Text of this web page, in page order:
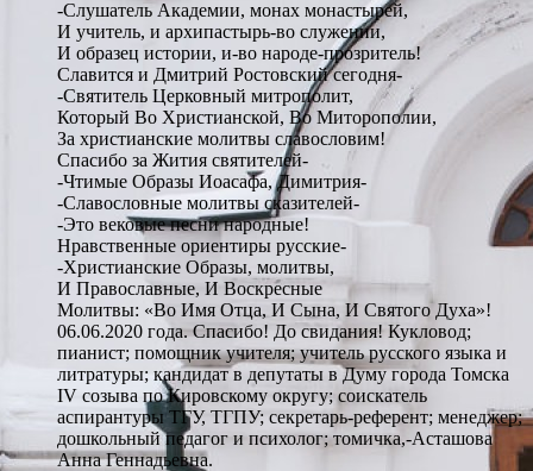
-Слушатель Академии, монах монастырей,
И учитель, и архипастырь-во служении,
И образец истории, и-во народе-прозритель!
Славится и Дмитрий Ростовский сегодня-
-Святитель Церковный митрополит,
Который Во Христианской, Во Миторополии,
За христианские молитвы славословим!
Спасибо за Жития святителей-
-Чтимые Образы Иоасафа, Димитрия-
-Славословные молитвы сказителей-
-Это вековые песни народные!
Нравственные ориентиры русские-
-Христианские Образы, молитвы,
И Православные, И Воскресные
Молитвы: «Во Имя Отца, И Сына, И Святого Духа»!
06.06.2020 года. Спасибо! До свидания! Кукловод;
пианист; помощник учителя; учитель русского языка и
литратуры; кандидат в депутаты в Думу города Томска
IV созыва по Кировскому округу; соискатель
аспирантуры ТГУ, ТГПУ; секретарь-референт; менеджер;
дошкольный педагог и психолог; томичка,-Асташова
Анна Геннадьевна.